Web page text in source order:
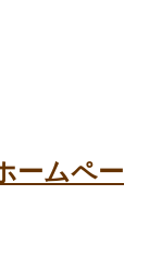
ームペー